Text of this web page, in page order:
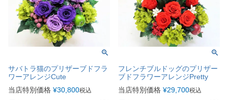
サバトラ猫のプリザーブドフラ
ワーアレンジCute
当店特別価格 ¥30,800税込
フレンチブルドッグのプリザー
ブドフラワーアレンジPretty
当店特別価格 ¥29,700税込